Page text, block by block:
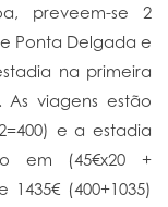
preveem-se 2
Ponta Delgada e
na primeira
viagens estão
e a estadia
em (45€x20 +
(400+1035)